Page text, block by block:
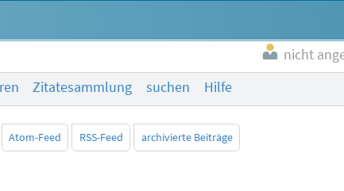
nicht
Zitatesammlung suchen Hilfe
Atom-Feed RSS-Feed archivierte Beiträge